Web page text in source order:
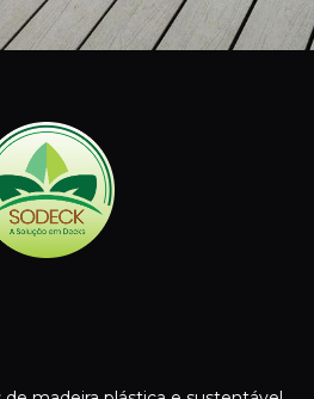
de madeira plástica e sustentável,
e ecológicas para
com elegância e